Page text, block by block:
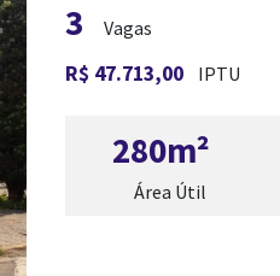
3 Vagas
R$ 47.713,00 IPTU
280m²
Área Útil